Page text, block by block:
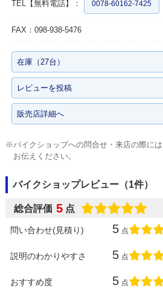
TEL【無料電話】： 0078-60162-7425
FAX：098-938-5476
在庫（27台）
レビューを投稿
販売店詳細へ
※バイクショップへの問合せ・来店の際に
お伝えください。
バイクショップレビュー（1件）
総合評価 5 点
問い合わせ(見積り) 5 点
説明のわかりやすさ 5 点
おすすめ度 5 点